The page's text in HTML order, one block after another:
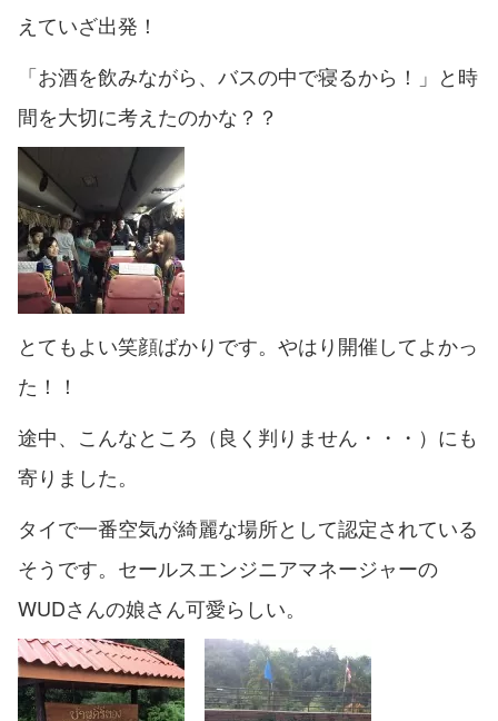
えていざ出発！
「お酒を飲みながら、バスの中で寝るから！」と時
間を大切に考えたのかな？？
とてもよい笑顔ばかりです。やはり開催してよかっ
た！！
途中、こんなところ（良く判りません・・・）にも
寄りました。
タイで一番空気が綺麗な場所として認定されている
そうです。セールスエンジニアマネージャーの
WUDさんの娘さん可愛らしい。